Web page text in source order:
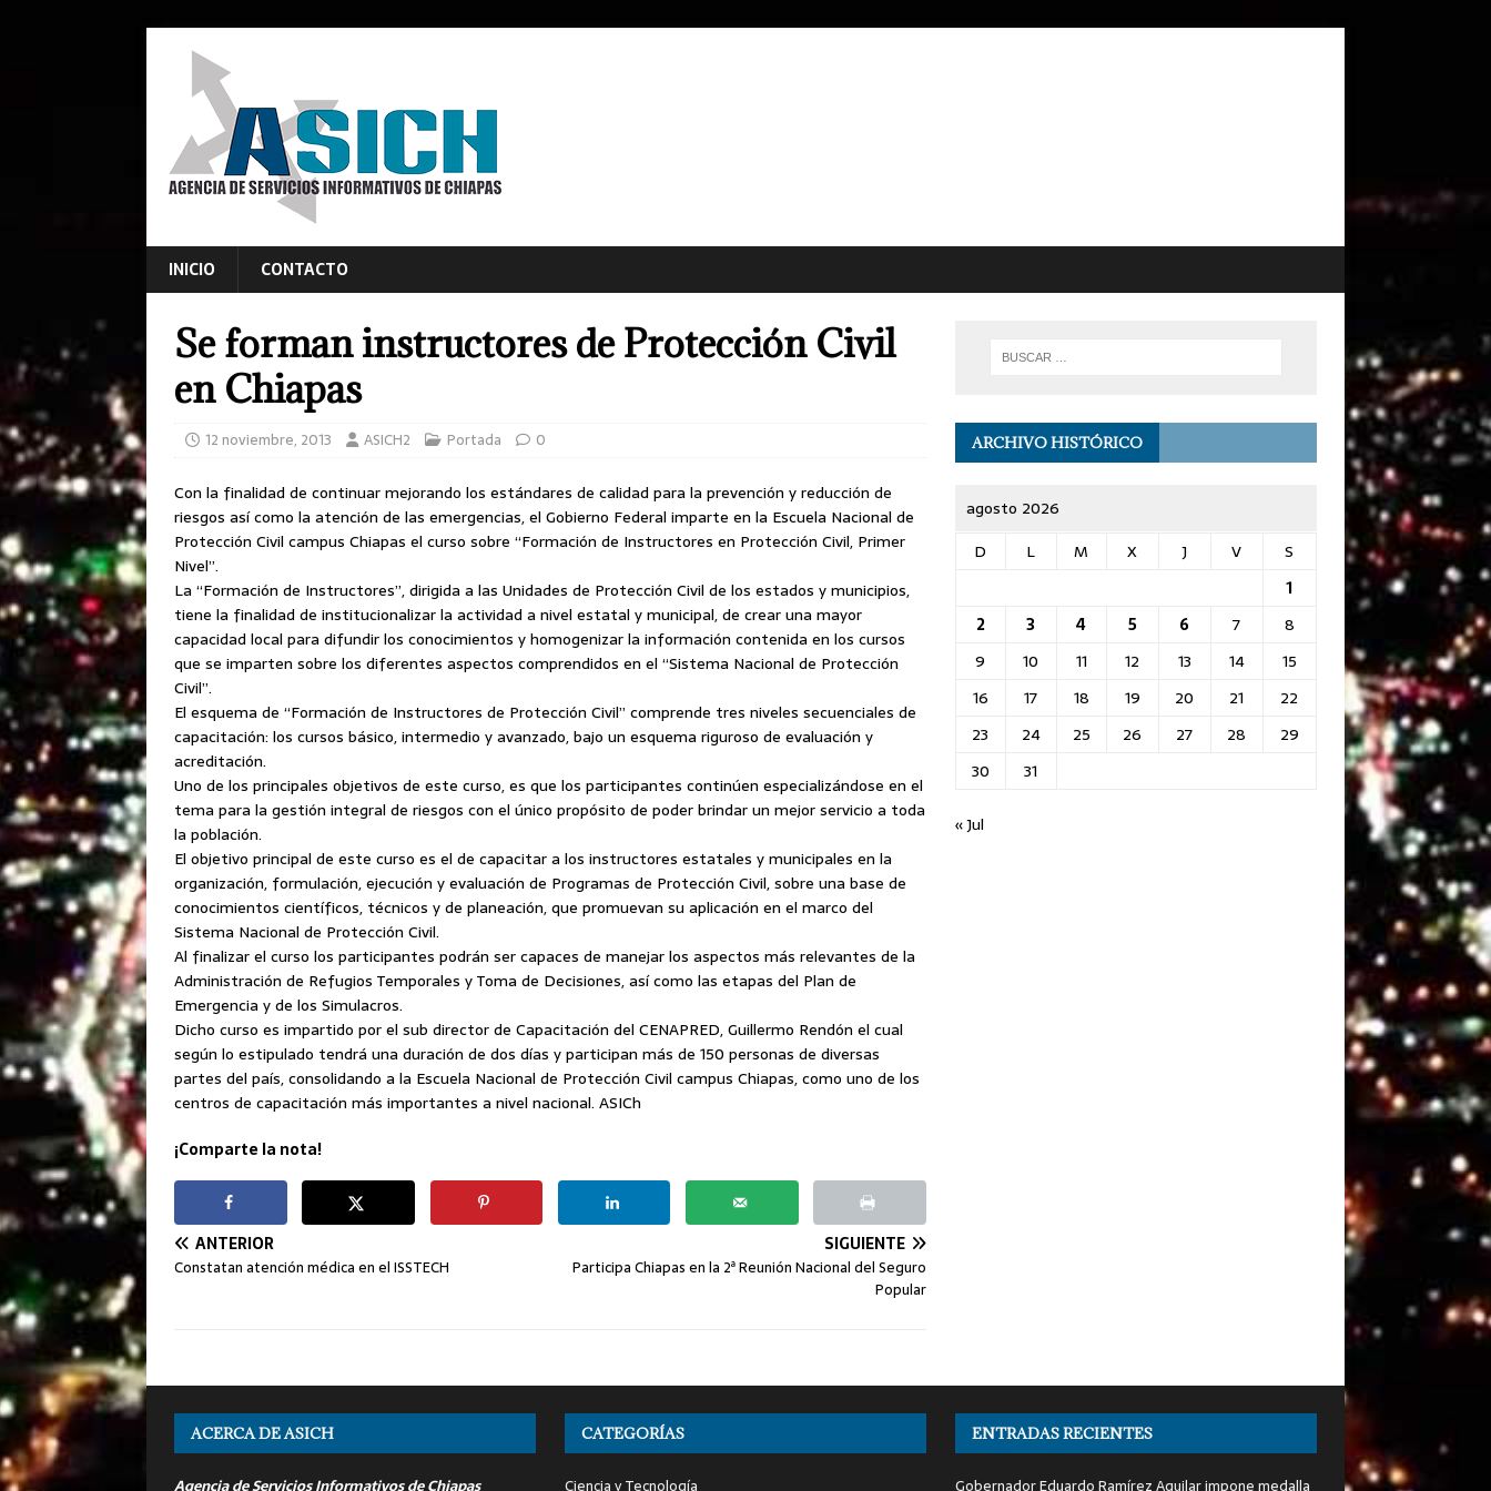
INICIO CONTACTO
Se forman instructores de Protección Civil
en Chiapas
12 noviembre, 2013 ASICH2 Portada 0
Con la finalidad de continuar mejorando los estándares de calidad para la prevención y reducción de
riesgos así como la atención de las emergencias, el Gobierno Federal imparte en la Escuela Nacional de
Protección Civil campus Chiapas el curso sobre “Formación de Instructores en Protección Civil, Primer
Nivel”.
La “Formación de Instructores”, dirigida a las Unidades de Protección Civil de los estados y municipios,
tiene la finalidad de institucionalizar la actividad a nivel estatal y municipal, de crear una mayor
capacidad local para difundir los conocimientos y homogenizar la información contenida en los cursos
que se imparten sobre los diferentes aspectos comprendidos en el “Sistema Nacional de Protección
Civil”.
El esquema de “Formación de Instructores de Protección Civil” comprende tres niveles secuenciales de
capacitación: los cursos básico, intermedio y avanzado, bajo un esquema riguroso de evaluación y
acreditación.
Uno de los principales objetivos de este curso, es que los participantes continúen especializándose en el
tema para la gestión integral de riesgos con el único propósito de poder brindar un mejor servicio a toda
la población.
El objetivo principal de este curso es el de capacitar a los instructores estatales y municipales en la
organización, formulación, ejecución y evaluación de Programas de Protección Civil, sobre una base de
conocimientos científicos, técnicos y de planeación, que promuevan su aplicación en el marco del
Sistema Nacional de Protección Civil.
Al finalizar el curso los participantes podrán ser capaces de manejar los aspectos más relevantes de la
Administración de Refugios Temporales y Toma de Decisiones, así como las etapas del Plan de
Emergencia y de los Simulacros.
Dicho curso es impartido por el sub director de Capacitación del CENAPRED, Guillermo Rendón el cual
según lo estipulado tendrá una duración de dos días y participan más de 150 personas de diversas
partes del país, consolidando a la Escuela Nacional de Protección Civil campus Chiapas, como uno de los
centros de capacitación más importantes a nivel nacional. ASICh
¡Comparte la nota!
ANTERIOR
Constatan atención médica en el ISSTECH
SIGUIENTE
Participa Chiapas en la 2ª Reunión Nacional del Seguro
Popular
ARCHIVO HISTÓRICO
agosto 2026
D
L M X J V
S
1
2
3 4 5 6 7
8
9
10 11 12 13 14
15
16
17 18 19 20 21
22
23
24 25 26 27 28
29
30
31
« Jul
ACERCA DE ASICH
Agencia de Servicios Informativos de Chiapas
CATEGORÍAS
Ciencia y Tecnología
ENTRADAS RECIENTES
Gobernador Eduardo Ramírez Aguilar impone medalla